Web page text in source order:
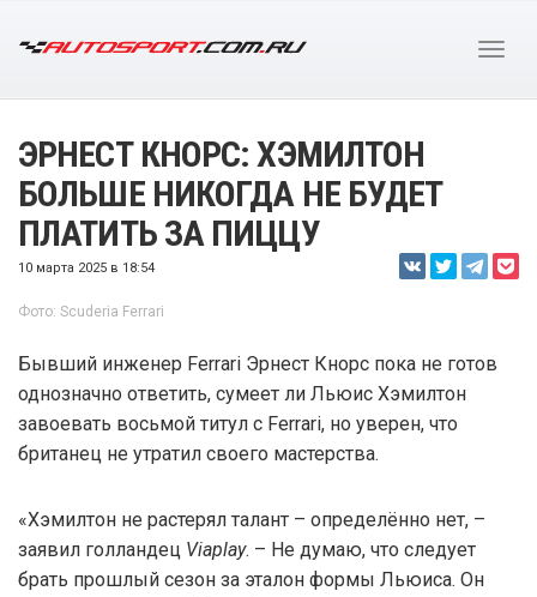
ЭРНЕСТ КНОРС: ХЭМИЛТОН
БОЛЬШЕ НИКОГДА НЕ БУДЕТ
ПЛАТИТЬ ЗА ПИЦЦУ
10 марта 2025 в 18:54
Фото: Scuderia Ferrari
Бывший инженер Ferrari Эрнест Кнорс пока не готов
однозначно ответить, сумеет ли Льюис Хэмилтон
завоевать восьмой титул с Ferrari, но уверен, что
британец не утратил своего мастерства.
«Хэмилтон не растерял талант – определённо нет, –
заявил голландец Viaplay. – Не думаю, что следует
брать прошлый сезон за эталон формы Льюиса. Он